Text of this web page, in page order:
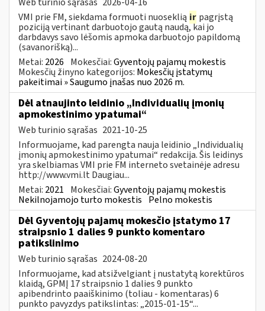
VMI prie FM, siekdama formuoti nuoseklią ir pagrįstą
poziciją vertinant darbuotojo gautą naudą, kai jo
darbdavys savo lėšomis apmoka darbuotojo papildomą
(savanorišką)...
Metai: 2026 Mokesčiai:Gyventojų pajamų mokestis
Mokesčių žinyno kategorijos: Mokesčių įstatymų
pakeitimai » Saugumo įnašas nuo 2026 m.
Dėl atnaujinto leidinio „Individualių įmonių
apmokestinimo ypatumai“
Web turinio sąrašas 2021-10-25
Informuojame, kad parengta nauja leidinio „Individualių
įmonių apmokestinimo ypatumai“ redakcija. Šis leidinys
yra skelbiamas VMI prie FM interneto svetainėje adresu
http://www.vmi.lt Daugiau...
Metai: 2021 Mokesčiai:Gyventojų pajamų mokestis
Nekilnojamojo turto mokestis Pelno mokestis
Dėl Gyventojų pajamų mokesčio įstatymo 17
straipsnio 1 dalies 9 punkto komentaro
patikslinimo
Web turinio sąrašas 2024-08-20
Informuojame, kad atsižvelgiant į nustatytą korektūros
klaidą, GPMĮ 17 straipsnio 1 dalies 9 punkto
apibendrinto paaiškinimo (toliau - komentaras) 6
punkto pavyzdys patikslintas: „2015-01-15“...